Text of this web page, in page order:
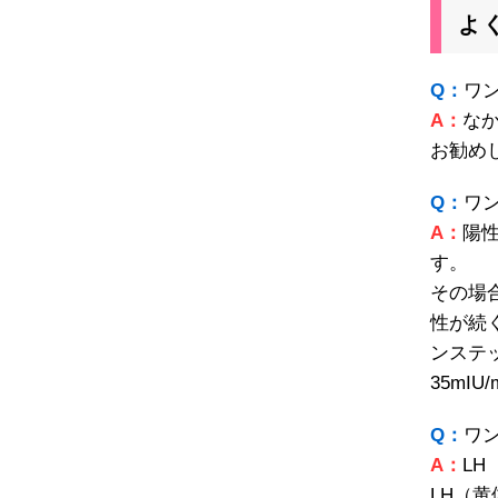
よ
Q： ワ
A： な
お勧め
Q： ワ
A： 陽
す。
その場
性が続
ンステ
35mIU/
Q： ワ
A： LH